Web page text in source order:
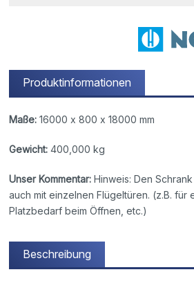
Produktinformationen
Maße: 16000 x 800 x 18000 mm
Gewicht: 400,000 kg
Unser Kommentar: Hinweis: Den
auch mit einzelnen Flügeltüren. (z.B. für
Platzbedarf beim Öffnen, etc.)
Beschreibung